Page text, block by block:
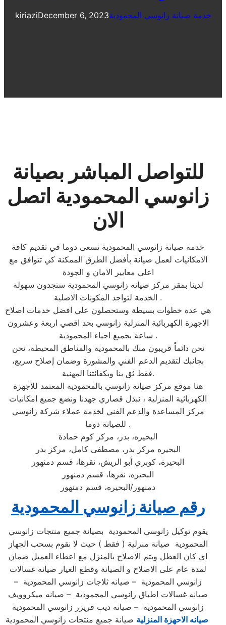
kiriaziDecember 6, 2023خدمة صيانة زانوسي المحمودية
للتواصل المباشر بصيانة
زانوسي المحمودية اتصل
الان
خدمة صيانة زانوسي المحمودية نسعى دوما في تقديم كافة
الامكانيات لعمل صيانة بأفضل الطرق الممكنة كي تتوافق مع
اعلي معايير الامان و الجودة
لدينا بمقر مركز صيانه زانوسي المحمودية ستجدون سهولة
الخدمة لتواجد المكونات الاصلية .
هي عدة خطوات بسيطة وستحصلون علي افضل خدمات اصلاح
الاجهزة الكهربائية المنزلية زانوسي بحد اقصي اربعة وعشرون
ساعة بجميع احياء المحمودية .
نحن دائماً قريبون منك بالمحمودية والمناطق المحيطة، نحن
بجانبك لتقديم الدعم الفني والمشورة وضمان إصلاح سريع،
فقط ثق بنا وبكفائتنا المهنية.
هنا موقع مركز صيانه زانوسي بالمحمودية المعتمد للاجهزة
الكهربائية المنزلية ، نبذل قصاري جهدنا ونضع جميع امكانيات
مركز المساعدة والدعم الفني لخدمة عملاء شركة زانوسي
للصيانة دوما .
البحيره، بدر، مركز كوم حمادة
البحيره مركز بدر، مصطفى كامل، مركز بدر
البحيرة، كوبري أبو الريش، نقرها، قسم دمنهور
البحيره، نقرها، قسم دمنهور
دمنهور/البحيره، قسم دمنهور
رقم صيانة زانوسي المحمودية
يقوم توكيل زانوسي المحمودية بصيانة جميع منتجات زانوسي
المحمودية صيانة منزلية ( فقط ) حيث لا نقوم بسحب الجهاز
اي كان العطل ويتم الاصلاح بالمنزل مع اعطاء العميل ضمان
لمدة عام على الاصلاح و الصيانة وقطع الغيار صيانه غسالات
زانوسي المحمودية – صيانه ثلاجات زانوسي المحمودية –
صيانه غسالات اطباق زانوسي المحمودية – صيانه ميكروويف
زانوسي المحمودية – صيانه ديب فريزر زانوسي المحمودية
صيانه الاحهزة المنزلية صيانة جميع منتجات زانوسي المحمودية